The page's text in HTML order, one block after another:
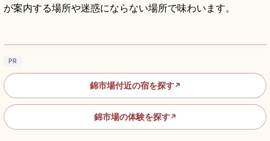
が案内する場所や迷惑にならない場所で味わいます。
京都・錦市場｜「京の台所」食べ歩きとお土
PR
錦市場付近の宿を探す↗
錦市場の体験を探す↗